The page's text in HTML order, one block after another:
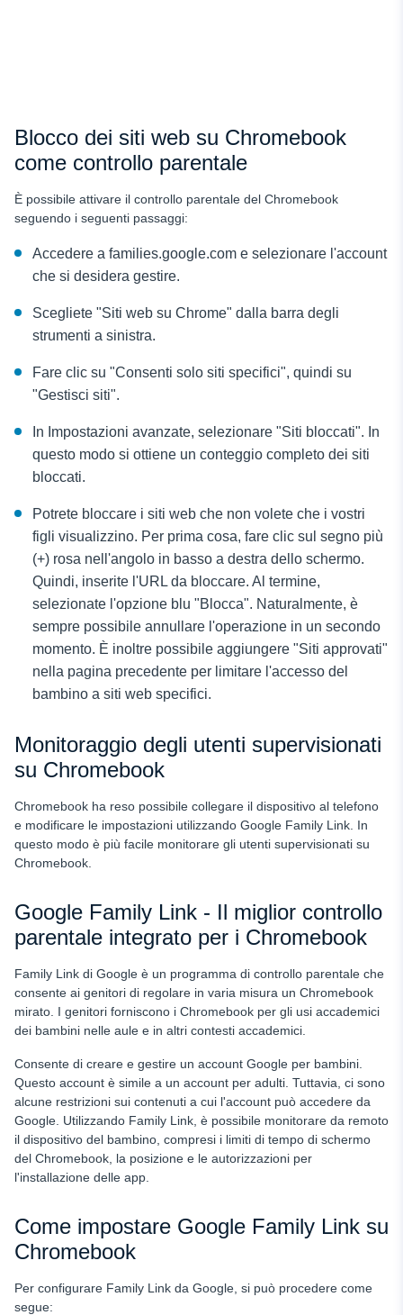
Blocco dei siti web su Chromebook
come controllo parentale
È possibile attivare il controllo parentale del Chromebook
seguendo i seguenti passaggi:
Accedere a families.google.com e selezionare l'account
che si desidera gestire.
Scegliete "Siti web su Chrome" dalla barra degli
strumenti a sinistra.
Fare clic su "Consenti solo siti specifici", quindi su
"Gestisci siti".
In Impostazioni avanzate, selezionare "Siti bloccati". In
questo modo si ottiene un conteggio completo dei siti
bloccati.
Potrete bloccare i siti web che non volete che i vostri
figli visualizzino. Per prima cosa, fare clic sul segno più
(+) rosa nell'angolo in basso a destra dello schermo.
Quindi, inserite l'URL da bloccare. Al termine,
selezionate l'opzione blu "Blocca". Naturalmente, è
sempre possibile annullare l'operazione in un secondo
momento. È inoltre possibile aggiungere "Siti approvati"
nella pagina precedente per limitare l'accesso del
bambino a siti web specifici.
Monitoraggio degli utenti supervisionati
su Chromebook
Chromebook ha reso possibile collegare il dispositivo al telefono
e modificare le impostazioni utilizzando Google Family Link. In
questo modo è più facile monitorare gli utenti supervisionati su
Chromebook.
Google Family Link - Il miglior controllo
parentale integrato per i Chromebook
Family Link di Google è un programma di controllo parentale che
consente ai genitori di regolare in varia misura un Chromebook
mirato. I genitori forniscono i Chromebook per gli usi accademici
dei bambini nelle aule e in altri contesti accademici.
Consente di creare e gestire un account Google per bambini.
Questo account è simile a un account per adulti. Tuttavia, ci sono
alcune restrizioni sui contenuti a cui l'account può accedere da
Google. Utilizzando Family Link, è possibile monitorare da remoto
il dispositivo del bambino, compresi i limiti di tempo di schermo
del Chromebook, la posizione e le autorizzazioni per
l'installazione delle app.
Come impostare Google Family Link su
Chromebook
Per configurare Family Link da Google, si può procedere come
segue: